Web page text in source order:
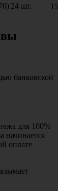
24 шт.
банковской
для 100%
начинается
оплате